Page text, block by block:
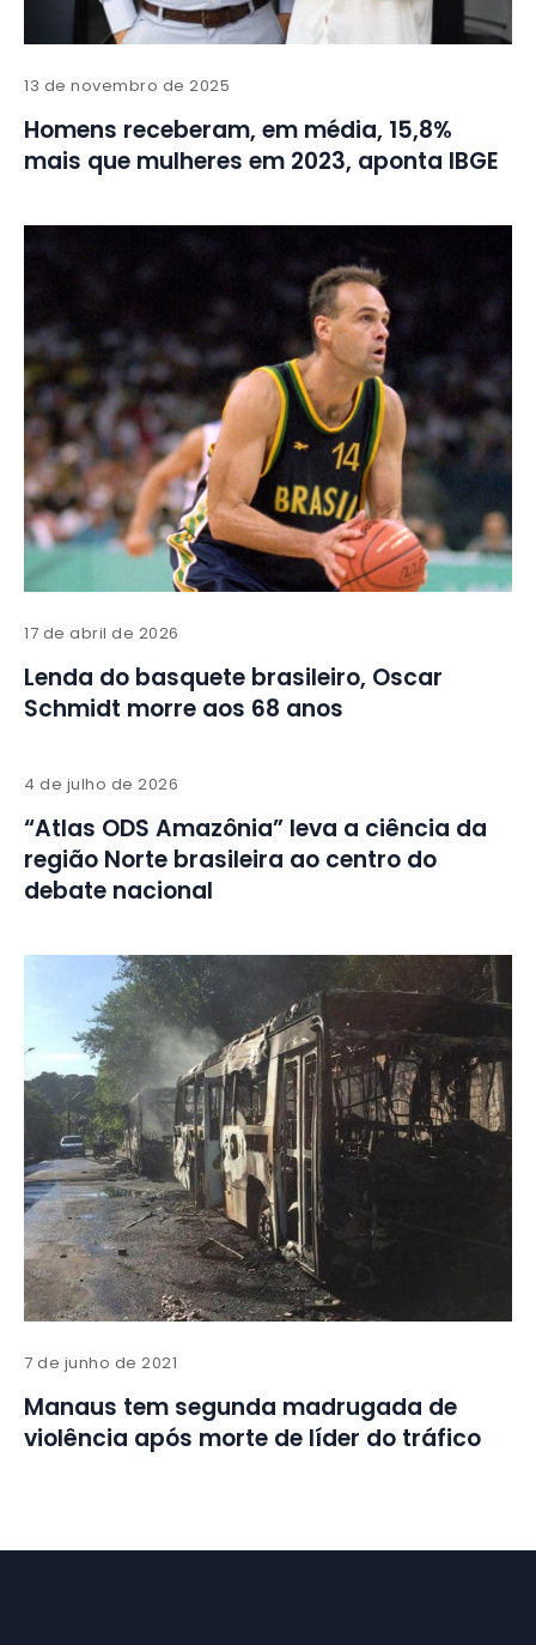
13 de novembro de 2025
Homens receberam, em média, 15,8%
mais que mulheres em 2023, aponta IBGE
17 de abril de 2026
Lenda do basquete brasileiro, Oscar
Schmidt morre aos 68 anos
4 de julho de 2026
“Atlas ODS Amazônia” leva a ciência da
região Norte brasileira ao centro do
debate nacional
7 de junho de 2021
Manaus tem segunda madrugada de
violência após morte de líder do tráfico